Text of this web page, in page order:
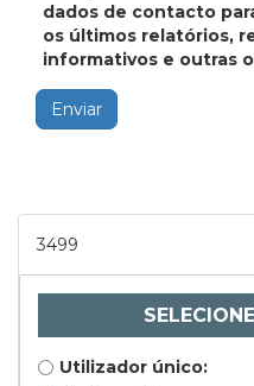
dados de contacto
os últimos relatórios,
informativos e outras
Enviar
3499
Utilizador único: